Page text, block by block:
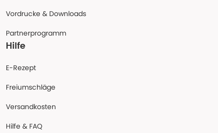
Vordrucke & Downloads
Partnerprogramm
Hilfe
E-Rezept
Freiumschläge
Versandkosten
Hilfe & FAQ